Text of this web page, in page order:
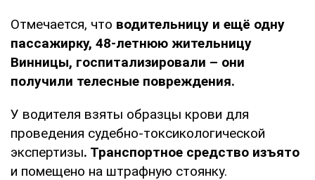
Отмечается, что водительницу и ещё одну
пассажирку, 48-летнюю жительницу
Винницы, госпитализировали – они
получили телесные повреждения.
У водителя взяты образцы крови для
проведения судебно-токсикологической
экспертизы. Транспортное средство изъято
и помещено на штрафную стоянку.